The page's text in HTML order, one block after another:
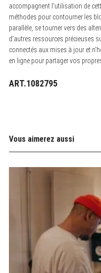
accompagnent l’utilisation de
méthodes pour contourner les
parallèle, se tourner vers des
d’autres ressources précieuses
connectés aux mises à jour et
en ligne pour partager vos
ART.1082795
Vous aimerez aussi